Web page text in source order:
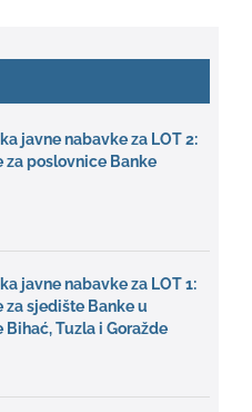
javne nabavke za LOT 2:
poslovnice Banke
javne nabavke za LOT 1:
sjedište Banke u
Tuzla i Goražde